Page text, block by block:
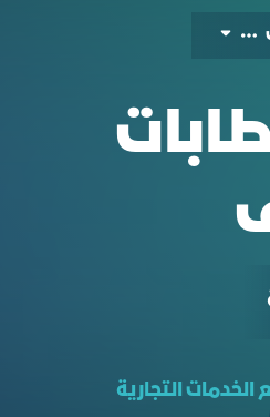
التجارية